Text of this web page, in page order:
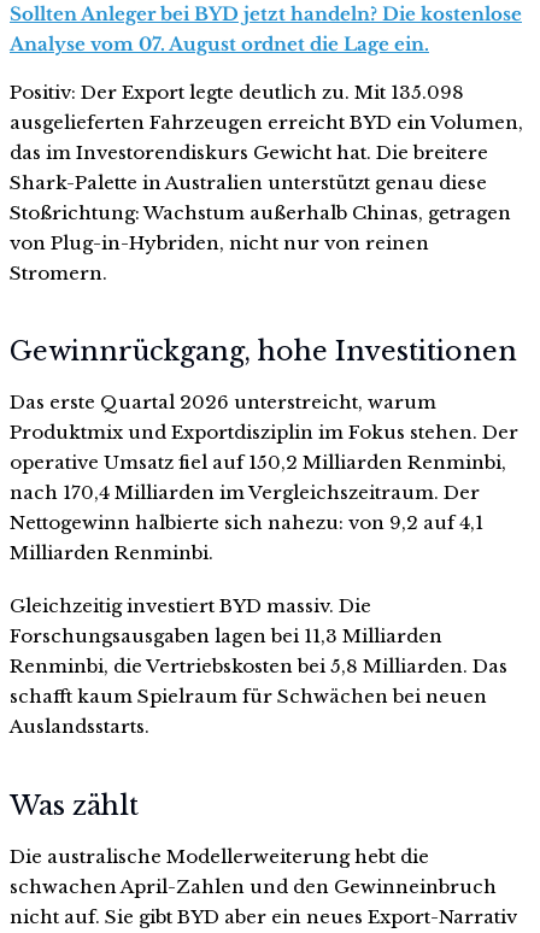
Sollten Anleger bei BYD jetzt handeln? Die kostenlose
Analyse vom 07. August ordnet die Lage ein.
Positiv: Der Export legte deutlich zu. Mit 135.098
ausgelieferten Fahrzeugen erreicht BYD ein Volumen,
das im Investorendiskurs Gewicht hat. Die breitere
Shark-Palette in Australien unterstützt genau diese
Stoßrichtung: Wachstum außerhalb Chinas, getragen
von Plug-in-Hybriden, nicht nur von reinen
Stromern.
Gewinnrückgang, hohe Investitionen
Das erste Quartal 2026 unterstreicht, warum
Produktmix und Exportdisziplin im Fokus stehen. Der
operative Umsatz fiel auf 150,2 Milliarden Renminbi,
nach 170,4 Milliarden im Vergleichszeitraum. Der
Nettogewinn halbierte sich nahezu: von 9,2 auf 4,1
Milliarden Renminbi.
Gleichzeitig investiert BYD massiv. Die
Forschungsausgaben lagen bei 11,3 Milliarden
Renminbi, die Vertriebskosten bei 5,8 Milliarden. Das
schafft kaum Spielraum für Schwächen bei neuen
Auslandsstarts.
Was zählt
Die australische Modellerweiterung hebt die
schwachen April-Zahlen und den Gewinneinbruch
nicht auf. Sie gibt BYD aber ein neues Export-Narrativ